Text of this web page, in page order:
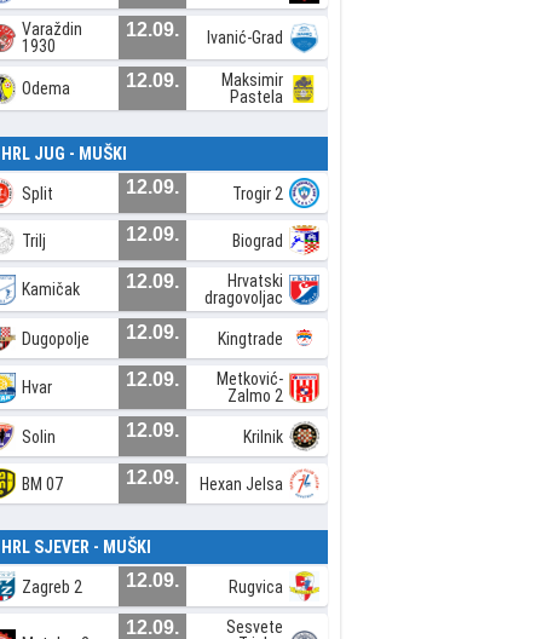
Varaždin
1930
12.09. Ivanić-Grad
Odema 12.09.
Maksimir
Pastela
JUG - MUŠKI
Split 12.09. Trogir 2
Trilj 12.09. Biograd
Kamičak 12.09.
Hrvatski
dragovoljac
Dugopolje 12.09. Kingtrade
Hvar 12.09.
Metković-
Zalmo 2
Solin 12.09. Krilnik
BM 07 12.09. Hexan Jelsa
SJEVER - MUŠKI
Zagreb 2 12.09. Rugvica
12.09.
Sesvete